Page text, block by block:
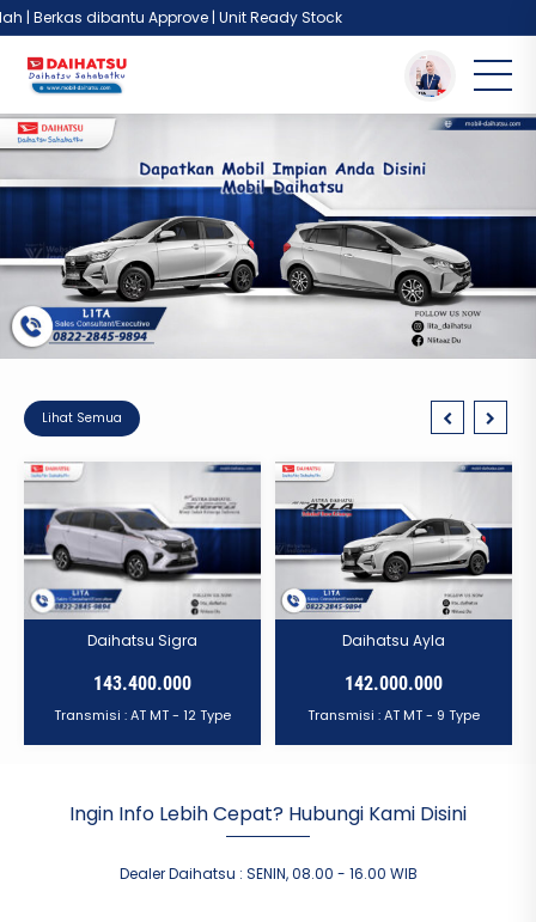
dibantu Approve | Unit Ready Stock
Lihat Semua
Daihatsu Sigra
143.400.000
Transmisi :AT MT- 12 Type
Daihatsu Ayla
142.000.000
Transmisi :AT MT- 9 Type
Ingin Info Lebih Cepat? Hubungi Kami Disini
Dealer Daihatsu : SENIN,08.00 - 16.00 WIB